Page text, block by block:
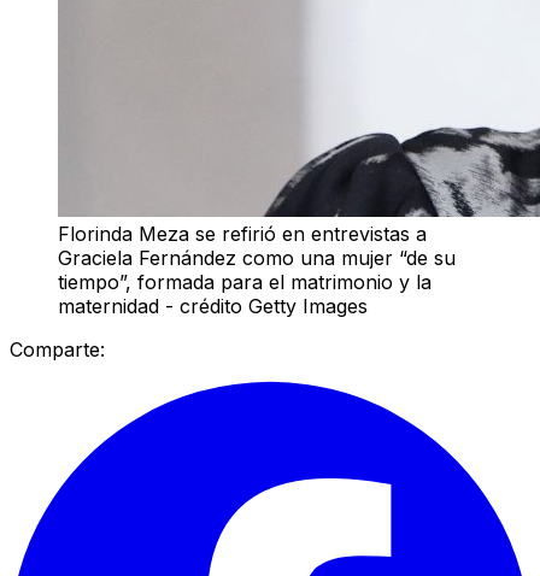
Florinda Meza se refirió en entrevistas a
Graciela Fernández como una mujer “de su
tiempo”, formada para el matrimonio y la
maternidad - crédito Getty Images
Comparte: